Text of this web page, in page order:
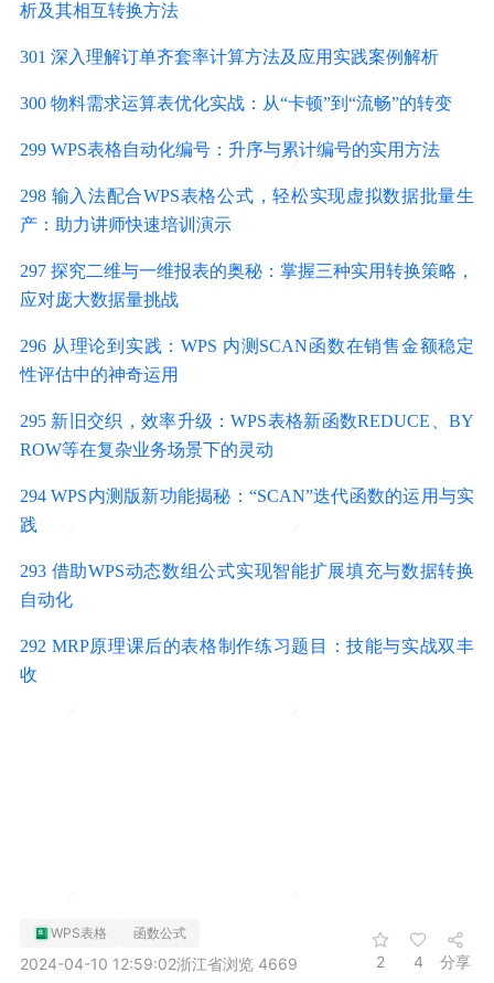
析及其相互转换方法
301 深入理解订单齐套率计算方法及应用实践案例解析
300 物料需求运算表优化实战：从“卡顿”到“流畅”的转变
299 WPS表格自动化编号：升序与累计编号的实用方法
298 输入法配合WPS表格公式，轻松实现虚拟数据批量生
产：助力讲师快速培训演示
297 探究二维与一维报表的奥秘：掌握三种实用转换策略，
应对庞大数据量挑战
296 从理论到实践：WPS 内测SCAN函数在销售金额稳定
性评估中的神奇运用
295 新旧交织，效率升级：WPS表格新函数REDUCE、BY
ROW等在复杂业务场景下的灵动
294 WPS内测版新功能揭秘：“SCAN”迭代函数的运用与实
践
293 借助WPS动态数组公式实现智能扩展填充与数据转换
自动化
292 MRP原理课后的表格制作练习题目：技能与实战双丰
收
WPS表格 函数公式
2024-04-10 12:59:02浙江省浏览 4669 2 4 分享